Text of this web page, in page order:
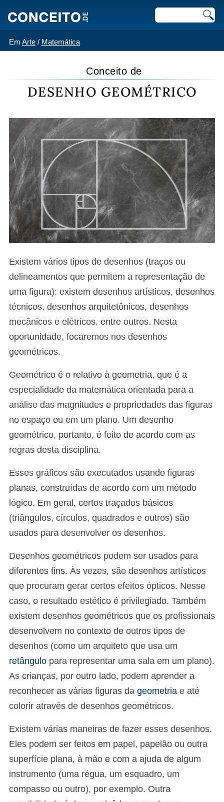
Em Arte / Matemática
Conceito de
DESENHO GEOMÉTRICO
Existem vários tipos de desenhos (traços ou
delineamentos que permitem a representação de
uma figura): existem desenhos artísticos, desenhos
técnicos, desenhos arquitetônicos, desenhos
mecânicos e elétricos, entre outros. Nesta
oportunidade, focaremos nos desenhos
geométricos.
Geométrico é o relativo à geometria, que é a
especialidade da matemática orientada para a
análise das magnitudes e propriedades das figuras
no espaço ou em um plano. Um desenho
geométrico, portanto, é feito de acordo com as
regras desta disciplina.
Esses gráficos são executados usando figuras
planas, construídas de acordo com um método
lógico. Em geral, certos traçados básicos
(triângulos, círculos, quadrados e outros) são
usados para desenvolver os desenhos.
Desenhos geométricos podem ser usados para
diferentes fins. Às vezes, são desenhos artísticos
que procuram gerar certos efeitos ópticos. Nesse
caso, o resultado estético é privilegiado. Também
existem desenhos geométricos que os profissionais
desenvolvem no contexto de outros tipos de
desenhos (como um arquiteto que usa um
retângulo para representar uma sala em um plano).
As crianças, por outro lado, podem aprender a
reconhecer as várias figuras da geometria e até
colorir através de desenhos geométricos.
Existem várias maneiras de fazer esses desenhos.
Eles podem ser feitos em papel, papelão ou outra
superfície plana, à mão e com a ajuda de algum
instrumento (uma régua, um esquadro, um
compasso ou outro), por exemplo. Outra